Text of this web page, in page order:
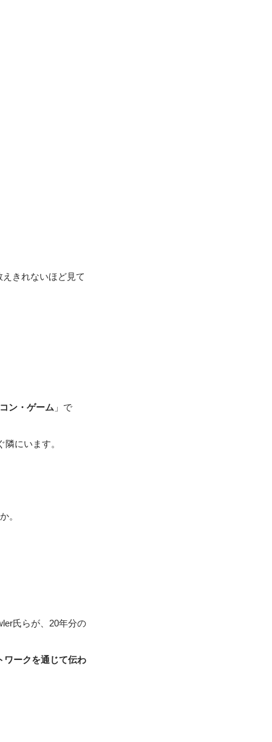
きれないほど見て
ン・ゲーム 」で
にいます。
。
氏らが、20年分の
ークを通じて伝わ